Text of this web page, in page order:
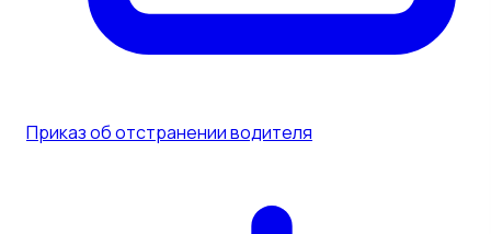
Приказ об отстранении водителя